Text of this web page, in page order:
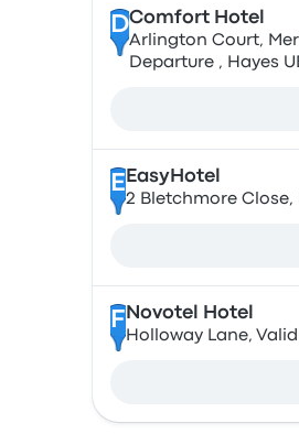
DComfort Hotel
Arlington Court,
Departure , Hayes
E EasyHotel
2 Bletchmore Close,
F Novotel Hotel
Holloway Lane,